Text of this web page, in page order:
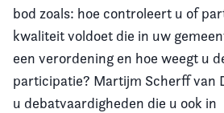
bod zoals: hoe controleert u of
kwaliteit voldoet die in uw
een verordening en hoe weegt u
participatie? Martijm Scherff van
u debatvaardigheden die u ook in